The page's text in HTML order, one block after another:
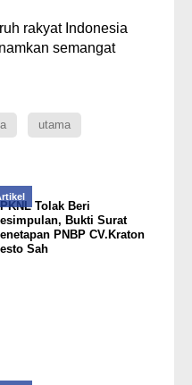
rakyat Indonesia
semangat
utama
Tolak Beri
Bukti Surat
PNBP CV.Kraton
Sah